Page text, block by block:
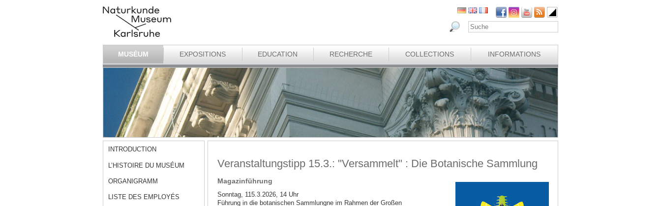
MUSÉUM EXPOSITIONS EDUCATION RECHERCHE COLLECTIONS INFORMATIONS
INTRODUCTION
L’HISTOIRE DU MUSÉUM
ORGANIGRAMM
LISTE DES EMPLOYÉS
Veranstaltungstipp 15.3.: "Versammelt" : Die Botanische Sammlung
Magazinführung
Sonntag, 115.3.2026, 14 Uhr
Führung in die botanischen Sammlungne im Rahmen der Großen